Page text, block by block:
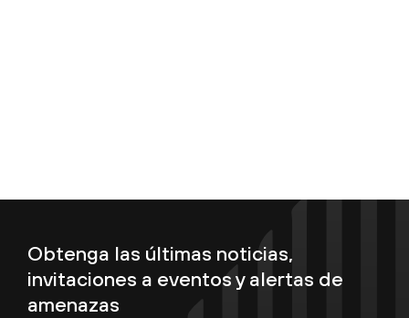
Obtenga las últimas noticias,
invitaciones a eventos y alertas de
amenazas